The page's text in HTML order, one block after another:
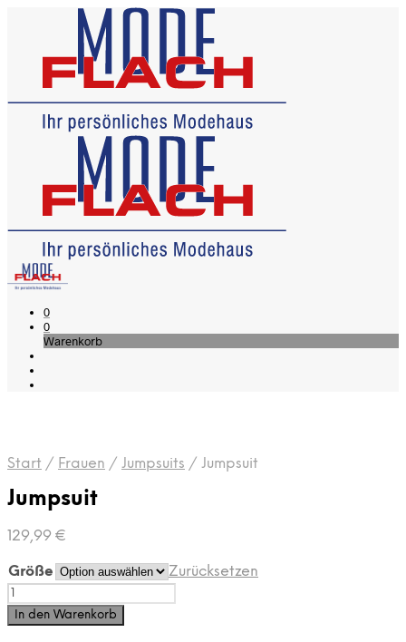
0
0
Warenkorb
Start / Frauen / Jumpsuits / Jumpsuit
Jumpsuit
129,99 €
Größe
Zurücksetzen
Jumpsuit
Menge
In den Warenkorb